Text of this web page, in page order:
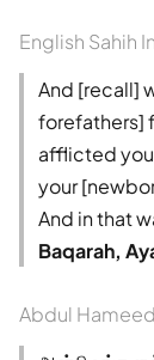
English Sahih
And [recall]
forefathers]
afflicted
your
And in that
Baqarah,
Abdul